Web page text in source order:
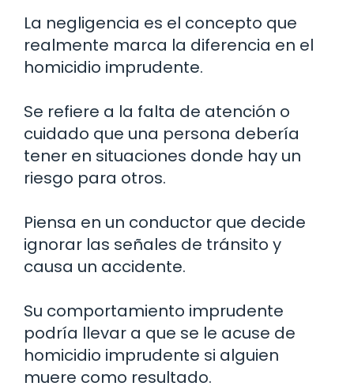
La negligencia es el concepto que
realmente marca la diferencia en el
homicidio imprudente.
Se refiere a la falta de atención o
cuidado que una persona debería
tener en situaciones donde hay un
riesgo para otros.
Piensa en un conductor que decide
ignorar las señales de tránsito y
causa un accidente.
Su comportamiento imprudente
podría llevar a que se le acuse de
homicidio imprudente si alguien
muere como resultado.